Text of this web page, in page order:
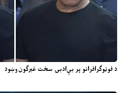
د فوټوګرافرانو پر بې‌ادبۍ سخت غبرګون وښود